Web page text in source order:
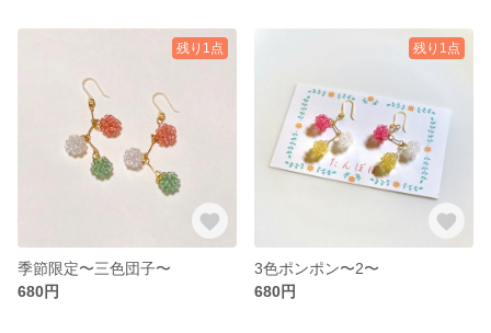
残り1点
季節限定〜三色団子〜
680円
残り1点
3色ポンポン〜2〜
680円